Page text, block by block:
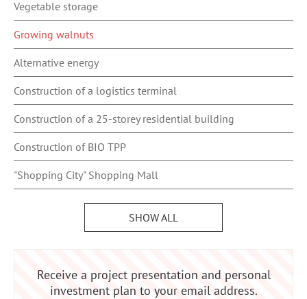
Vegetable storage
Growing walnuts
Alternative energy
Construction of a logistics terminal
Construction of a 25-storey residential building
Construction of BIO TPP
"Shopping City" Shopping Mall
SHOW ALL
Receive a project presentation and personal
investment plan to your email address.